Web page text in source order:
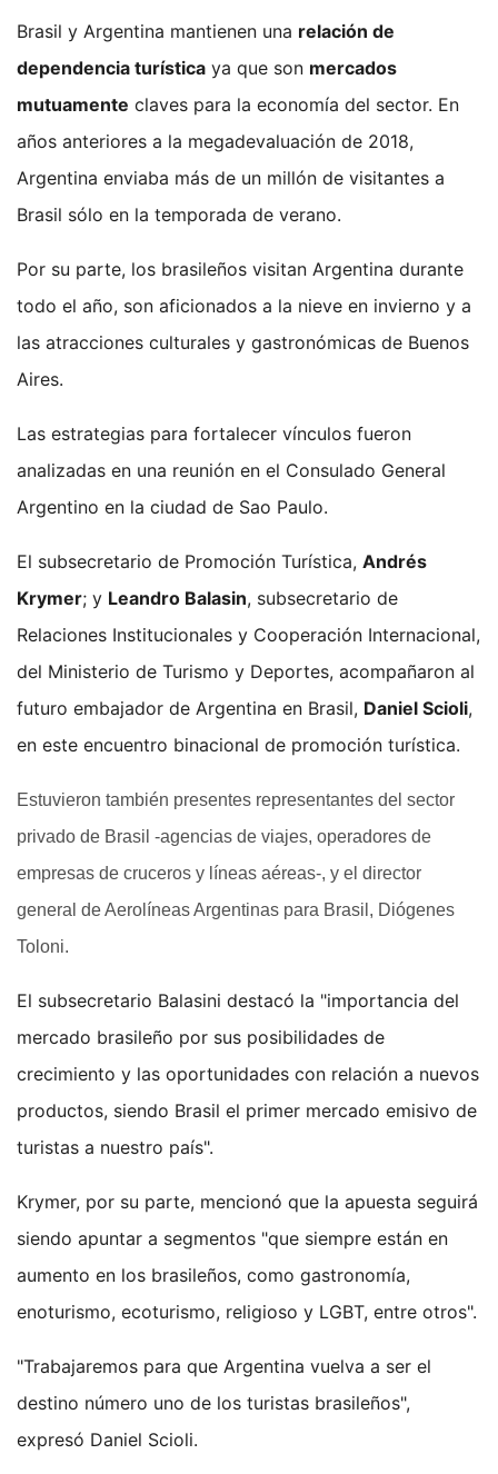
Brasil y Argentina mantienen una relación de
dependencia turística ya que son mercados
mutuamente claves para la economía del sector. En
años anteriores a la megadevaluación de 2018,
Argentina enviaba más de un millón de visitantes a
Brasil sólo en la temporada de verano.
Por su parte, los brasileños visitan Argentina durante
todo el año, son aficionados a la nieve en invierno y a
las atracciones culturales y gastronómicas de Buenos
Aires.
Las estrategias para fortalecer vínculos fueron
analizadas en una reunión en el Consulado General
Argentino en la ciudad de Sao Paulo.
El subsecretario de Promoción Turística, Andrés
Krymer; y Leandro Balasin, subsecretario de
Relaciones Institucionales y Cooperación Internacional,
del Ministerio de Turismo y Deportes, acompañaron al
futuro embajador de Argentina en Brasil, Daniel Scioli,
en este encuentro binacional de promoción turística.
Estuvieron también presentes representantes del sector
privado de Brasil -agencias de viajes, operadores de
empresas de cruceros y líneas aéreas-, y el director
general de Aerolíneas Argentinas para Brasil, Diógenes
Toloni.
El subsecretario Balasini destacó la "importancia del
mercado brasileño por sus posibilidades de
crecimiento y las oportunidades con relación a nuevos
productos, siendo Brasil el primer mercado emisivo de
turistas a nuestro país".
Krymer, por su parte, mencionó que la apuesta seguirá
siendo apuntar a segmentos "que siempre están en
aumento en los brasileños, como gastronomía,
enoturismo, ecoturismo, religioso y LGBT, entre otros".
"Trabajaremos para que Argentina vuelva a ser el
destino número uno de los turistas brasileños",
expresó Daniel Scioli.